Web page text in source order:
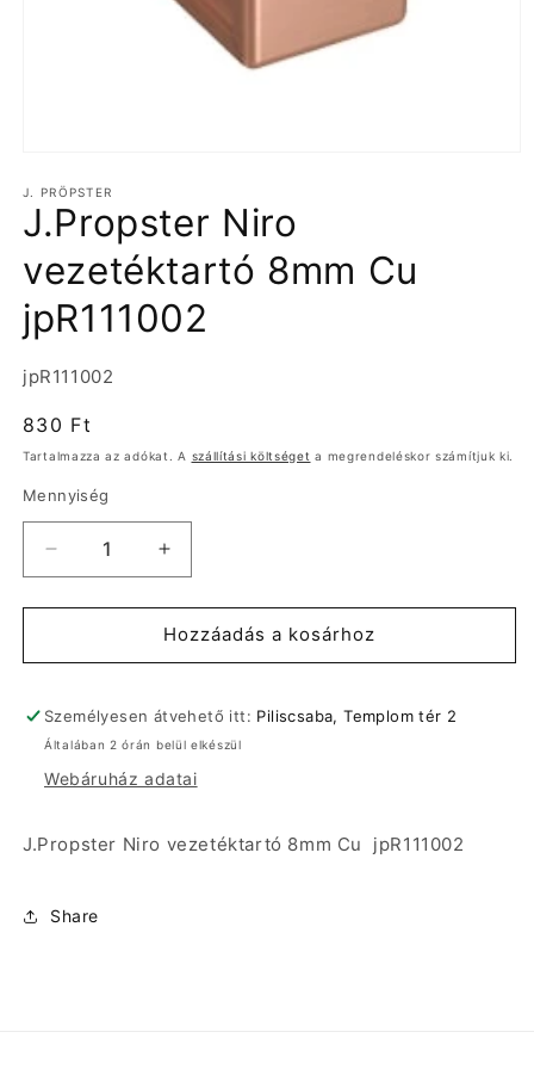
megnyitása
modális
párbeszédpanelen
J. PRÖPSTER
J.Propster Niro
vezetéktartó 8mm Cu
jpR111002
Termékváltozat:
jpR111002
Normál
ár
830 Ft
Tartalmazza az adókat. A szállítási költséget a megrendeléskor számítjuk ki.
Mennyiség
J.Propster
Niro
vezetéktartó
Cu
mennyiségének
csökkentése
J.Propster
Niro
vezetéktartó
8mm
Cu
mennyiségének
növelése
Hozzáadás a kosárhoz
Személyesen átvehető itt: Piliscsaba, Templom tér 2
Általában 2 órán belül elkészül
Webáruház adatai
J.Propster Niro vezetéktartó 8mm Cu jpR111002
Share